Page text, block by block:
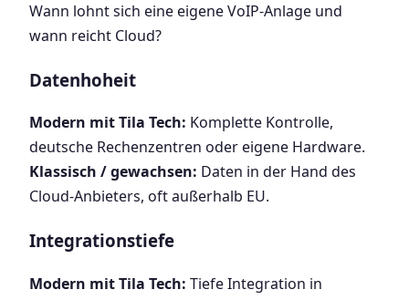
Wann lohnt sich eine eigene VoIP-Anlage und
wann reicht Cloud?
Datenhoheit
Modern mit Tila Tech: Komplette Kontrolle,
deutsche Rechenzentren oder eigene Hardware.
Klassisch / gewachsen: Daten in der Hand des
Cloud-Anbieters, oft außerhalb EU.
Integrationstiefe
Modern mit Tila Tech: Tiefe Integration in